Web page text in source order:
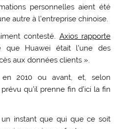
personnelles aient été
autre à l’entreprise chinoise.
contesté. Axios rapporte
que Huawei était l’une des
aux données clients ».
en 2010 ou avant, et, selon
qu’il prenne fin d’ici la fin
un instant que qui que ce soit